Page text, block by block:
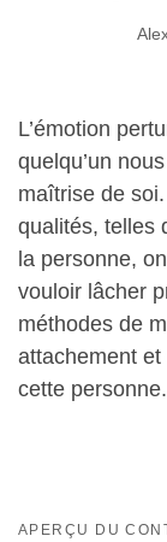
L’émotion
quelqu’un
maîtrise de
qualités, telles
la personne,
vouloir lâcher
méthodes de
attachement
cette personne.
APERÇU DU